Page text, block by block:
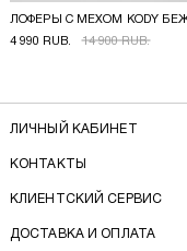
ЛОФЕРЫ С МЕХОМ KODY
4 990 RUB.
14 900 RUB.
ЛИЧНЫЙ КАБИНЕТ
КОНТАКТЫ
КЛИЕНТСКИЙ СЕРВИС
ДОСТАВКА И ОПЛАТА